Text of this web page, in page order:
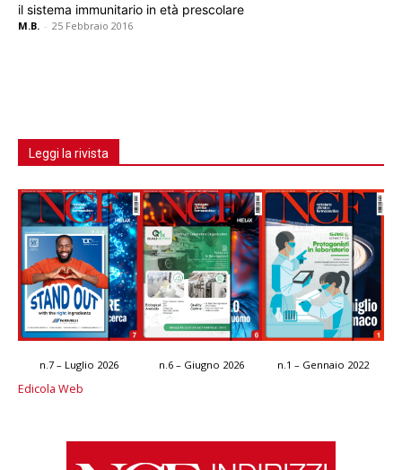
il sistema immunitario in età prescolare
M.B. - 25 Febbraio 2016
Leggi la rivista
n.7 – Luglio 2026 n.6 – Giugno 2026 n.1 – Gennaio 2022
Edicola Web